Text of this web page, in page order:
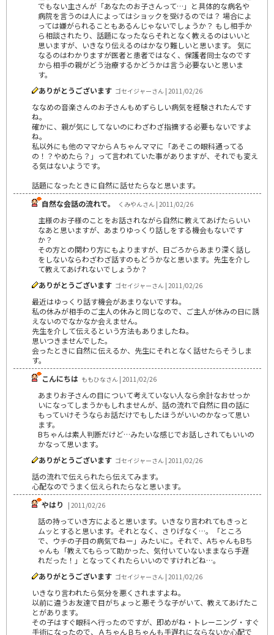
でもない主さんが「あなたのお子さんって…」と具体的な病名や
病院を言うのは人によってはショックを受けるのでは？ 場合によ
っては嫌がられることもあるんじゃないでしょうか？ もし相手か
ら相談されたり、話題になったならそれとなく教えるのはいいと
思いますが、いきなり伝えるのはかなり難しいと思います。 気に
なるのはわかりますが医者と患者ではなく、保護者同士なのです
から相手の親がどう治療するかどうかは言う必要ないと思いま
す。
ありがとうございます ゴセイジャーさん | 2011/02/26
ななめの音楽さんのお子さんもめずらしい病気を経験されたんです
ね。
確かに、親が気にしてないのにわざわざ指摘する必要もないですよ
ね。
私以外にも他のママからＡちゃんママに「あそこの眼科通ってる
の！？やめたら？」って言われていた事がありますが、それでも変え
る気はないようです。
話題になったときに自然に話せたらなと思います。
自然な会話の流れで。
くみやんさん | 2011/02/26
主様のお子様のことをお話されながら自然に教えてあげたらいい
なあと思いますが、あまりゆっくり話しをする機会もないです
か？
その方との関わり方にもよりますが、日ごろからあまり深く話し
をしないならわざわざ話すのもどうかなと思います。先生を介し
て教えてあげれないでしょうか？
ありがとうございます ゴセイジャーさん | 2011/02/26
最近はゆっくり話す機会があまりないですね。
私の休みが相手のご主人の休みと同じなので、ご主人が休みの日に誘
えないのでなかなか会えません。
先生を介して伝えるという方法もありましたね。
思いつきませんでした。
会ったときに自然に伝えるか、先生にそれとなく話せたらそうしま
す。
こんにちは ももひなさん | 2011/02/26
あまりお子さんの目について考えていない人なら余計なおせっか
いになってしまうかもしれませんが、話の流れで自然に目の話に
もっていけそうならお話だけでもしたほうがいいのかなって思い
ます。
Bちゃんは素人判断だけど…みたいな感じでお話しされてもいいの
かなって思います。
ありがとうございます ゴセイジャーさん | 2011/02/26
話の流れで伝えられたら伝えてみます。
心配なのでうまく伝えられたらなと思います。
やはり
| 2011/02/26
話の持っていき方によると思います。いきなり言われてもきっと
ムッとすると思います。それとなく、さりげなく…。「ところ
で、ウチの子目の病気でねー」みたいに。それで、AちゃんもBち
ゃんも「教えてもらって助かった、気付いていないままなら手遅
れだった！」となってくれたらいいのですけれどね…。
ありがとうございます ゴセイジャーさん | 2011/02/26
いきなり言われたら気分を悪くされますよね。
以前に違うお友達で目がちょっと悪そうな子がいて、教えてあげたこ
とがあります。
その子はすぐ眼科へ行ったのですが、即めがね・トレーニング・すぐ
手術になったので、ＡちゃんＢちゃんも手遅れにならないか心配で